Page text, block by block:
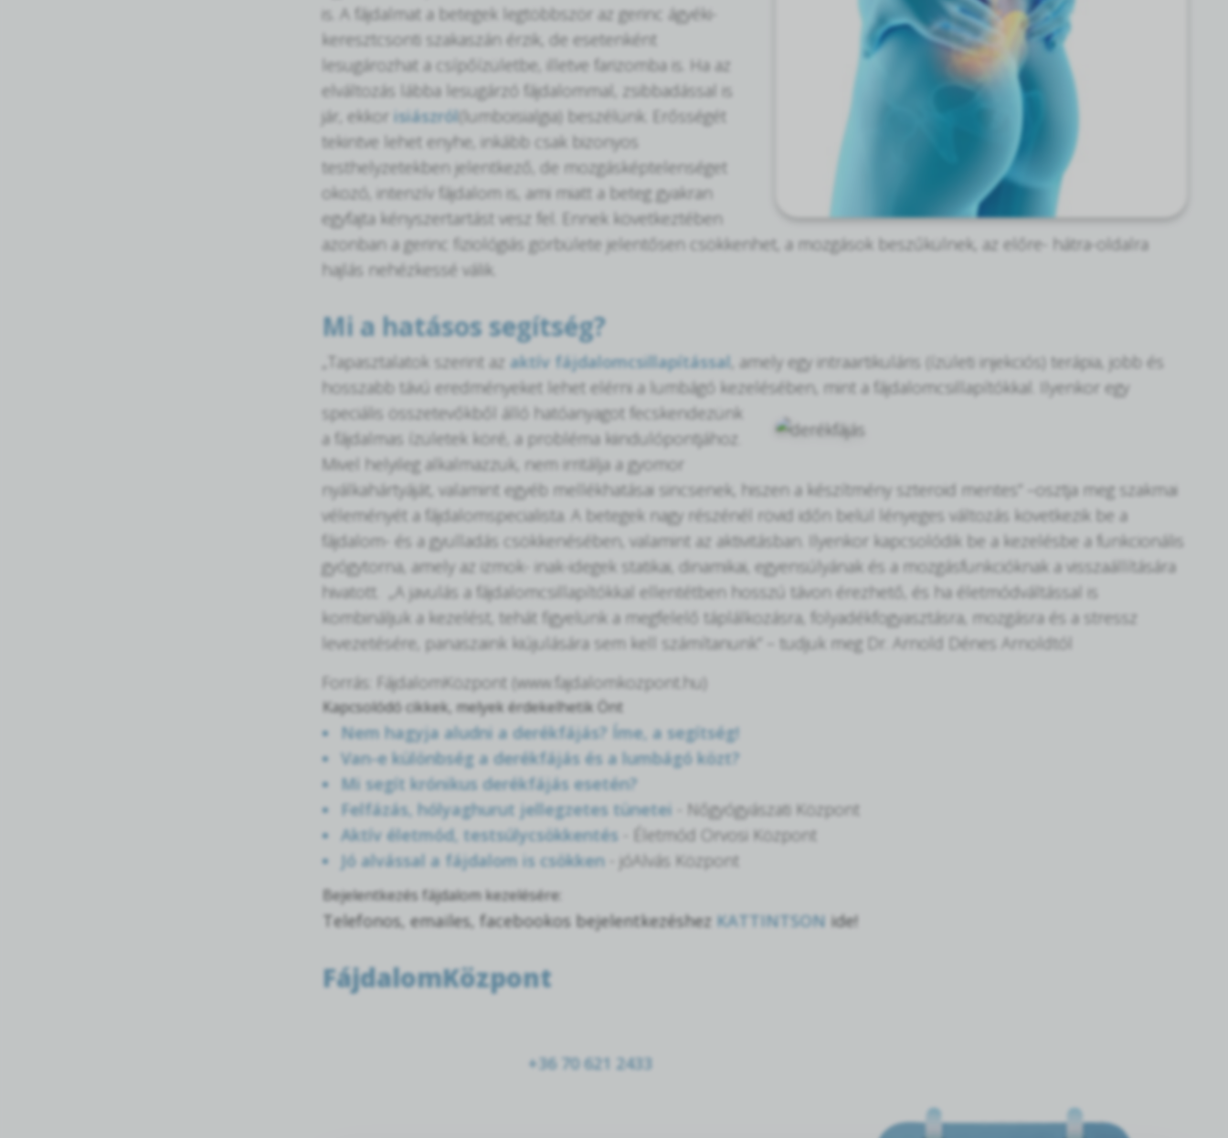
is. A fájdalmat a betegek legtöbbször az gerinc ágyéki-
keresztcsonti szakaszán érzik, de esetenként
lesugározhat a csípőízületbe, illetve farizomba is. Ha az
elváltozás lábba lesugárzó fájdalommal, zsibbadással is
jár, ekkor isiászról(lumboisialgia) beszélünk. Erősségét
tekintve lehet enyhe, inkább csak bizonyos
testhelyzetekben jelentkező, de mozgásképtelenséget
okozó, intenzív fájdalom is, ami miatt a beteg gyakran
egyfajta kényszertartást vesz fel. Ennek következtében
azonban a gerinc fiziológiás görbülete jelentősen csökkenhet, a mozgások beszűkülnek, az előre- hátra-oldalra
hajlás nehézkessé válik.
Mi a hatásos segítség?
„Tapasztalatok szerint az aktív fájdalomcsillapítással , amely egy intraartikuláris (ízületi injekciós) terápia, jobb és
hosszabb távú eredményeket lehet elérni a lumbágó kezelésében, mint a fájdalomcsillapítókkal.
Ilyenkor egy
speciális összetevőkből álló hatóanyagot fecskendezünk
a fájdalmas ízületek köré, a probléma kiindulópontjához.
Mivel helyileg alkalmazzuk, nem irritálja a gyomor
nyálkahártyáját, valamint egyéb mellékhatásai sincsenek, hiszen a készítmény szteroid mentes” –osztja meg szakmai
véleményét a fájdalomspecialista. A betegek nagy részénél rövid időn belül lényeges változás következik be a
fájdalom- és a gyulladás csökkenésében, valamint az aktivitásban. Ilyenkor kapcsolódik be a kezelésbe a funkcionális
gyógytorna, amely az izmok- inak-idegek statikai, dinamikai, egyensúlyának és a mozgásfunkcióknak a visszaállítására
hivatott. „A javulás a fájdalomcsillapítókkal ellentétben hosszú távon érezhető, és ha életmódváltással is
kombináljuk a kezelést, tehát figyelünk a megfelelő táplálkozásra, folyadékfogyasztásra, mozgásra és a stressz
levezetésére, panaszaink kiújulására sem kell számítanunk” – tudjuk meg Dr. Arnold Dénes Arnoldtól
Forrás: FájdalomKözpont (www.fajdalomkozpont.hu)
Kapcsolódó cikkek, melyek érdekelhetik Önt
Nem hagyja aludni a derékfájás? Íme, a segítség!
Van-e különbség a derékfájás és a lumbágó közt?
Mi segít krónikus derékfájás esetén?
Felfázás, hólyaghurut jellegzetes tünetei - Nőgyógyászati Központ
Aktív életmód, testsúlycsökkentés - Életmód Orvosi Központ
Jó alvással a fájdalom is csökken - jóAlvás Központ
Bejelentkezés fájdalom kezelésére:
Telefonos, emailes, facebookos bejelentkezéshez KATTINTSON ide!
FájdalomKözpont
+36 70 621 2433